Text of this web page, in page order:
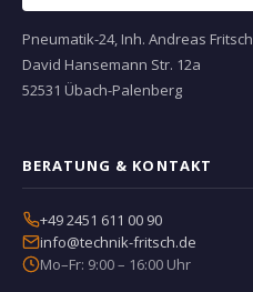
Pneumatik-24, Inh. Andreas Fritsch
David Hansemann Str. 12a
52531 Übach-Palenberg
BERATUNG & KONTAKT
+49 2451 611 00 90
info@technik-fritsch.de
Mo–Fr: 9:00 – 16:00 Uhr